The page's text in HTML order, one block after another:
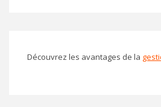
Découvrez les avantages de la